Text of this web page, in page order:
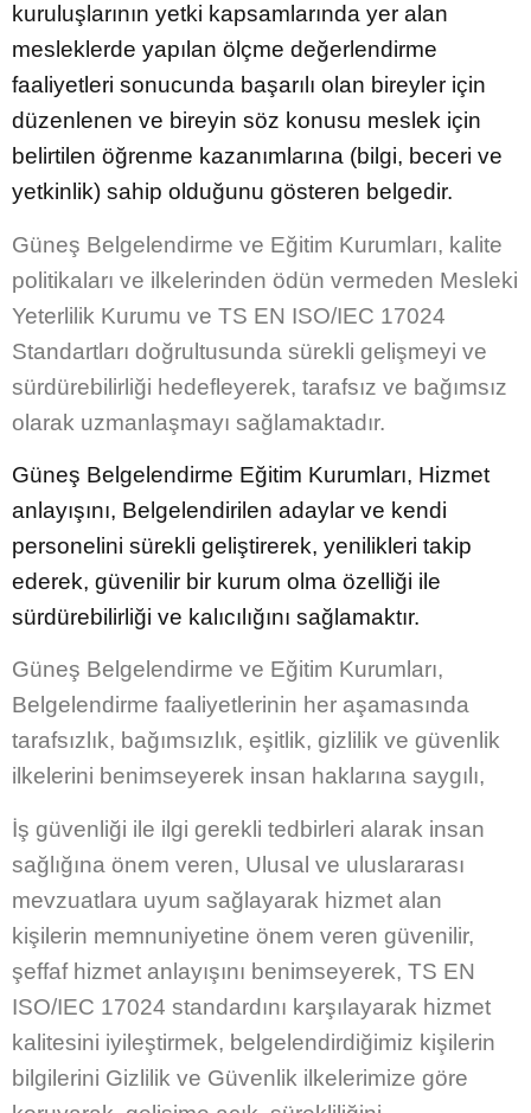
kuruluşlarının yetki kapsamlarında yer alan
mesleklerde yapılan ölçme değerlendirme
faaliyetleri sonucunda başarılı olan bireyler için
düzenlenen ve bireyin söz konusu meslek için
belirtilen öğrenme kazanımlarına (bilgi, beceri ve
yetkinlik) sahip olduğunu gösteren belgedir.
Güneş Belgelendirme ve Eğitim Kurumları, kalite
politikaları ve ilkelerinden ödün vermeden Mesleki
Yeterlilik Kurumu ve TS EN ISO/IEC 17024
Standartları doğrultusunda sürekli gelişmeyi ve
sürdürebilirliği hedefleyerek, tarafsız ve bağımsız
olarak uzmanlaşmayı sağlamaktadır.
Güneş Belgelendirme Eğitim Kurumları, Hizmet
anlayışını, Belgelendirilen adaylar ve kendi
personelini sürekli geliştirerek, yenilikleri takip
ederek, güvenilir bir kurum olma özelliği ile
sürdürebilirliği ve kalıcılığını sağlamaktır.
Güneş Belgelendirme ve Eğitim Kurumları,
Belgelendirme faaliyetlerinin her aşamasında
tarafsızlık, bağımsızlık, eşitlik, gizlilik ve güvenlik
ilkelerini benimseyerek insan haklarına saygılı,
İş güvenliği ile ilgi gerekli tedbirleri alarak insan
sağlığına önem veren, Ulusal ve uluslararası
mevzuatlara uyum sağlayarak hizmet alan
kişilerin memnuniyetine önem veren güvenilir,
şeffaf hizmet anlayışını benimseyerek, TS EN
ISO/IEC 17024 standardını karşılayarak hizmet
kalitesini iyileştirmek, belgelendirdiğimiz kişilerin
bilgilerini Gizlilik ve Güvenlik ilkelerimize göre